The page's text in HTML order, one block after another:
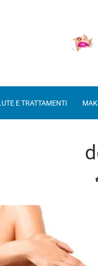
E TRATTAMENTI